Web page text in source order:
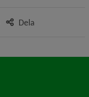
Dela